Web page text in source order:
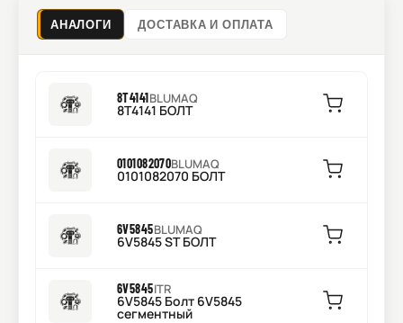
АНАЛОГИ ДОСТАВКА И ОПЛАТА
8T4141BLUMAQ
8T4141 БОЛТ
0101082070BLUMAQ
0101082070 БОЛТ
6V5845BLUMAQ
6V5845 ST БОЛТ
6V5845ITR
6V5845 Болт 6V5845
сегментный